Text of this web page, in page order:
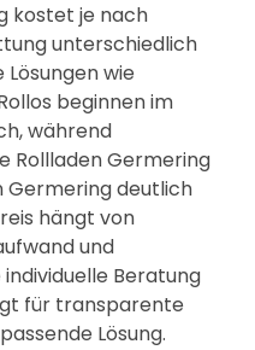
kostet je nach
unterschiedlich
wie
beginnen im
während
Rollladen Germering
Germeringdeutlich
hängt von
und
Beratung
für transparente
Lösung.